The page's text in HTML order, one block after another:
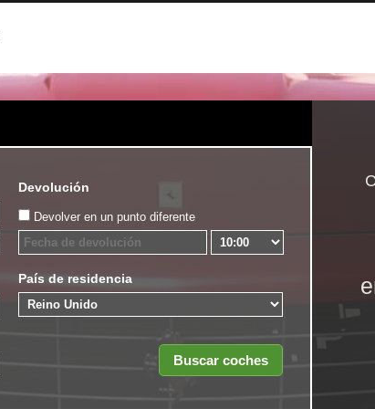
Devolución
Devolver en un punto diferente
País de residencia